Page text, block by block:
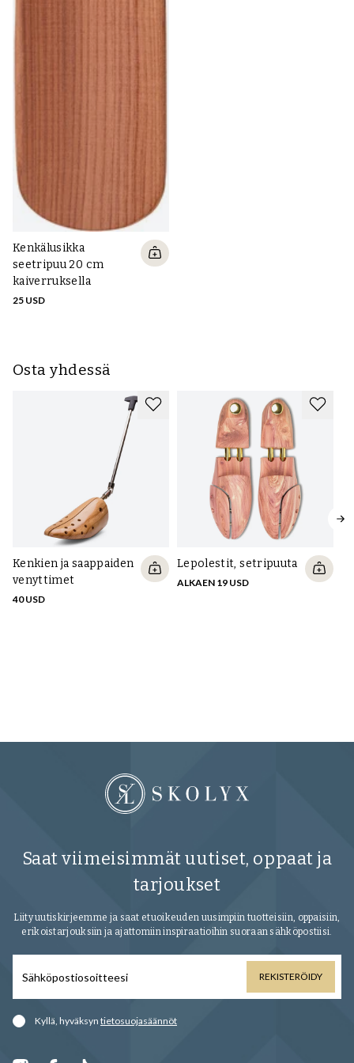
Kenkälusikka
seetripuu 20 cm
kaiverruksella
25 USD
Osta yhdessä
Kenkien ja saappaiden
venyttimet
40 USD
Lepolestit, setripuuta
ALKAEN 19 USD
Saat viimeisimmät uutiset, oppaat ja
tarjoukset
Liity uutiskirjeemme ja saat etuoikeuden uusimpiin tuotteisiin, oppaisiin,
erikoistarjouksiin ja ajattomiin inspiraatioihin suoraan sähköpostiisi.
REKISTERÖIDY
Kyllä, hyväksyn tietosuojasäännöt